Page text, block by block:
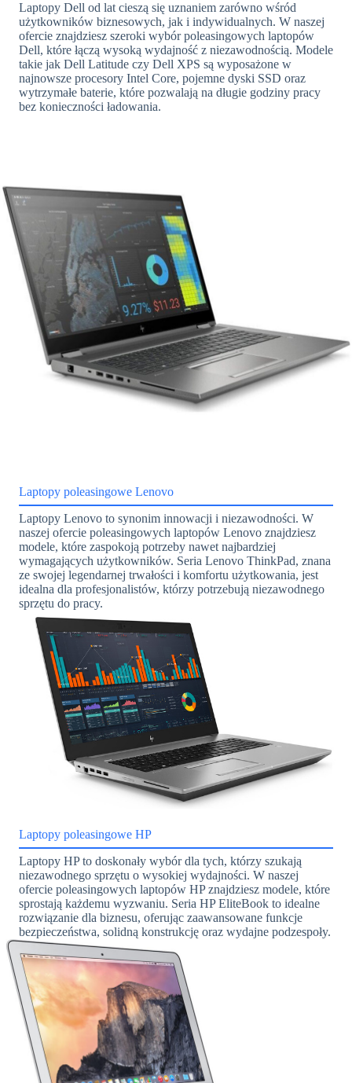
Laptopy Dell od lat cieszą się uznaniem zarówno wśród
użytkowników biznesowych, jak i indywidualnych. W naszej
ofercie znajdziesz szeroki wybór poleasingowych laptopów
Dell, które łączą wysoką wydajność z niezawodnością. Modele
takie jak Dell Latitude czy Dell XPS są wyposażone w
najnowsze procesory Intel Core, pojemne dyski SSD oraz
wytrzymałe baterie, które pozwalają na długie godziny pracy
bez konieczności ładowania.
Laptopy poleasingowe Lenovo
Laptopy Lenovo to synonim innowacji i niezawodności. W
naszej ofercie poleasingowych laptopów Lenovo znajdziesz
modele, które zaspokoją potrzeby nawet najbardziej
wymagających użytkowników. Seria Lenovo ThinkPad, znana
ze swojej legendarnej trwałości i komfortu użytkowania, jest
idealna dla profesjonalistów, którzy potrzebują niezawodnego
sprzętu do pracy.
Laptopy poleasingowe HP
Laptopy HP to doskonały wybór dla tych, którzy szukają
niezawodnego sprzętu o wysokiej wydajności. W naszej
ofercie poleasingowych laptopów HP znajdziesz modele, które
sprostają każdemu wyzwaniu. Seria HP EliteBook to idealne
rozwiązanie dla biznesu, oferując zaawansowane funkcje
bezpieczeństwa, solidną konstrukcję oraz wydajne podzespoły.